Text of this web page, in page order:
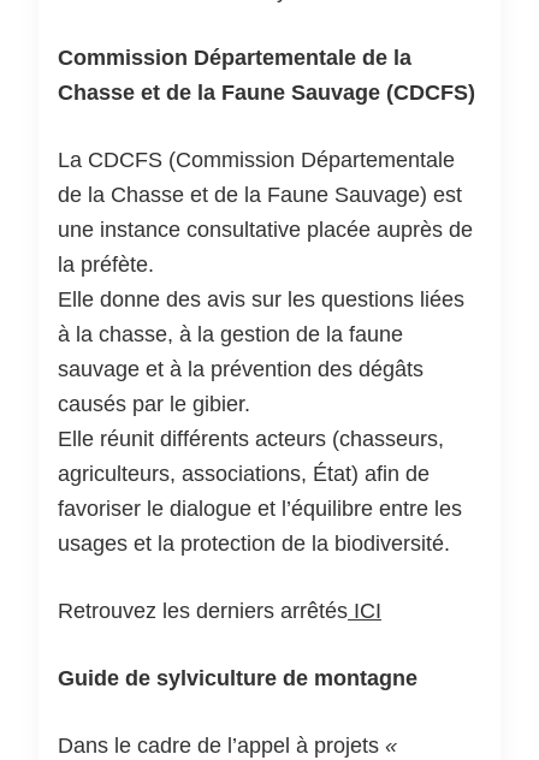
Commission Départementale de la
Chasse et de la Faune Sauvage (CDCFS)
La CDCFS (Commission Départementale
de la Chasse et de la Faune Sauvage) est
une instance consultative placée auprès de
la préfète.
Elle donne des avis sur les questions liées
à la chasse, à la gestion de la faune
sauvage et à la prévention des dégâts
causés par le gibier.
Elle réunit différents acteurs (chasseurs,
agriculteurs, associations, État) afin de
favoriser le dialogue et l’équilibre entre les
usages et la protection de la biodiversité.
Retrouvez les derniers arrêtés ICI
Guide de sylviculture de montagne
Dans le cadre de l’appel à projets «